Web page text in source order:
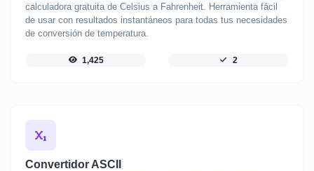
calculadora gratuita de Celsius a Fahrenheit. Herramienta fácil
de usar con resultados instantáneos para todas tus necesidades
de conversión de temperatura.
1,425 2
Convertidor ASCII